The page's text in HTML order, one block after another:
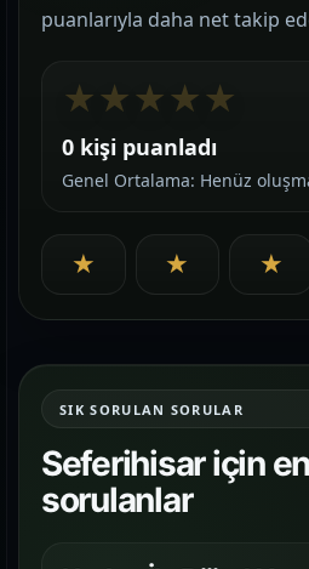
puanlarıyla daha net takip
★★★★★
0 kişi puanladı
Genel Ortalama: Henüz
★ ★ ★
SIK SORULAN SORULAR
Seferihisar için
sorulanlar